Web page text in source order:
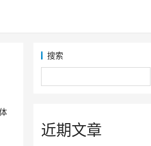
搜索
近期文章